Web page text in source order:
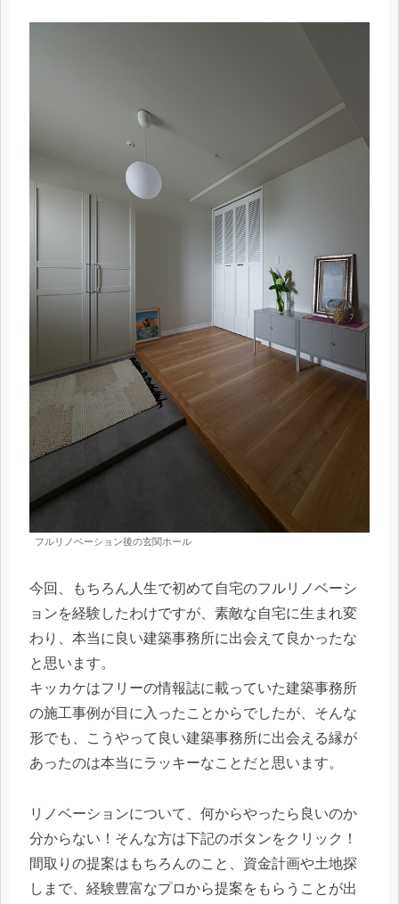
フルリノベーション後の玄関ホール
今回、もちろん人生で初めて自宅のフルリノベーシ
ョンを経験したわけですが、素敵な自宅に生まれ変
わり、本当に良い建築事務所に出会えて良かったな
と思います。
キッカケはフリーの情報誌に載っていた建築事務所
の施工事例が目に入ったことからでしたが、そんな
形でも、こうやって良い建築事務所に出会える縁が
あったのは本当にラッキーなことだと思います。
リノベーションについて、何からやったら良いのか
分からない！そんな方は下記のボタンをクリック！
間取りの提案はもちろんのこと、資金計画や土地探
しまで、経験豊富なプロから提案をもらうことが出